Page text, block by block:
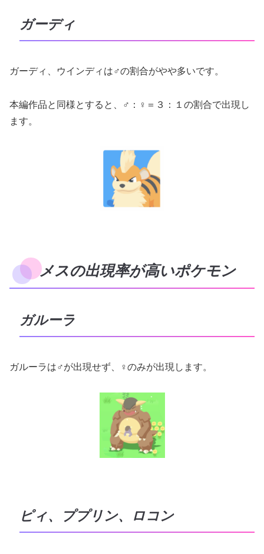
ガーディ
ガーディ、ウインディは♂の割合がやや多いです。
本編作品と同様とすると、♂：♀＝３：１の割合で出現し
ます。
メスの出現率が高いポケモン
ガルーラ
ガルーラは♂が出現せず、♀のみが出現します。
ピィ、ププリン、ロコン